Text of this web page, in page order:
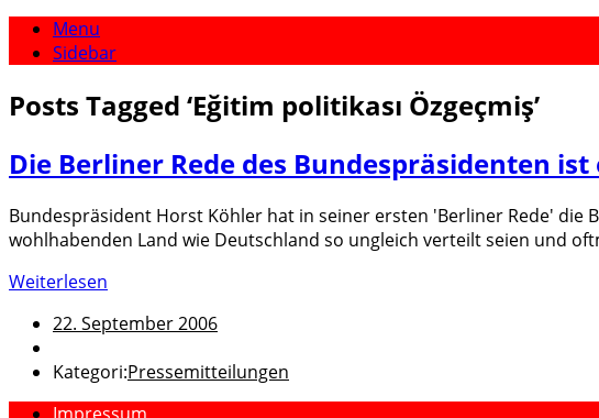
Menu
Sidebar
Posts Tagged ‘Eğitim politikası Özgeçmiş’
Die Berliner Rede des Bundespräsidenten
Bundespräsident Horst Köhler hat in seiner ersten 'Berliner Rede'
wohlhabenden Land wie Deutschland so ungleich verteilt seien und
Weiterlesen
22. September 2006
Kategori:Pressemitteilungen